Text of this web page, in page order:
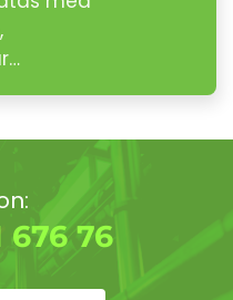
676 76